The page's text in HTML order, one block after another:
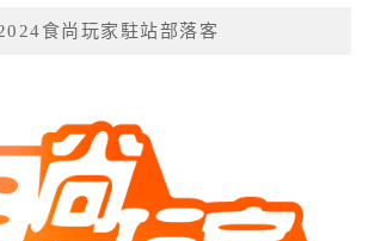
食尚玩家駐站部落客